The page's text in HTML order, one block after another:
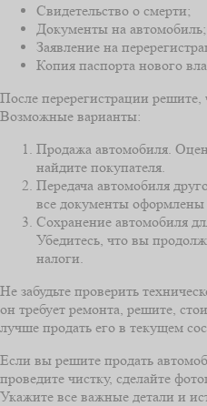
Свидетельство о смерти;
Документы на автомобиль;
Заявление на
Копия паспорта нового
После перерегистрации решите,
Возможные варианты:
Продажа автомобиля.
найдите покупателя.
Передача автомобиля
все документы оформлены
Сохранение автомобиля
Убедитесь, что вы
налоги.
Не забудьте проверить
он требует ремонта, решите,
лучше продать его в текущем
Если вы решите продать
проведите чистку, сделайте
Укажите все важные детали и